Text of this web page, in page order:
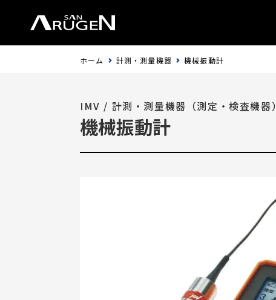
ホーム 計測・測量機器 機械振動計
IMV / 計測・測量機器（測定・検査機器）
機械振動計